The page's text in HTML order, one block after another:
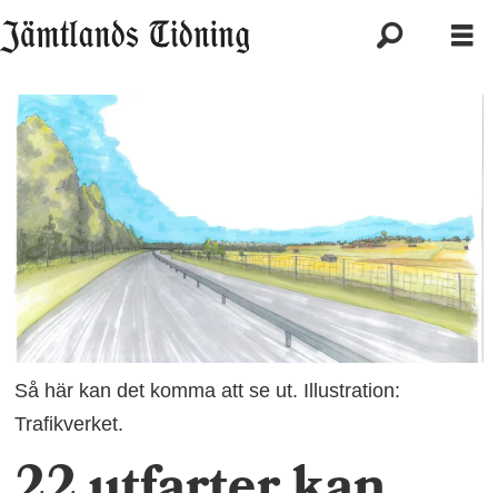
Så här kan det komma att se ut. Illustration:
Trafikverket.